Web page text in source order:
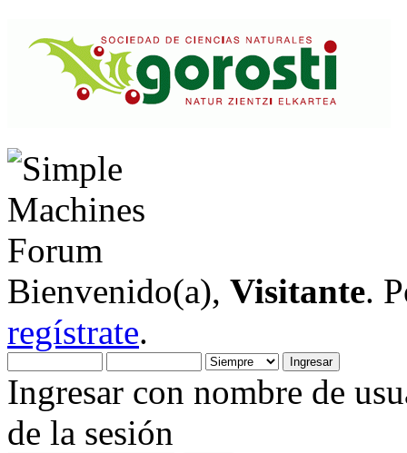
Bienvenido(a), Visitante.
regístrate.
Ingresar con nombre de
de la sesión